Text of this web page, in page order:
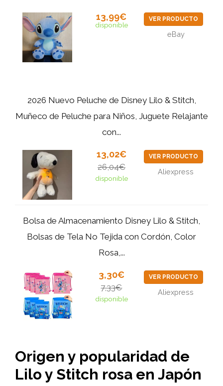
13,99€
disponible
VER PRODUCTO
eBay
2026 Nuevo Peluche de Disney Lilo & Stitch,
Muñeco de Peluche para Niños, Juguete Relajante
con...
13,02€
26,04€
disponible
VER PRODUCTO
Aliexpress
Bolsa de Almacenamiento Disney Lilo & Stitch,
Bolsas de Tela No Tejida con Cordón, Color
Rosa,...
3,30€
7,33€
disponible
VER PRODUCTO
Aliexpress
Origen y popularidad de
Lilo y Stitch rosa en Japón